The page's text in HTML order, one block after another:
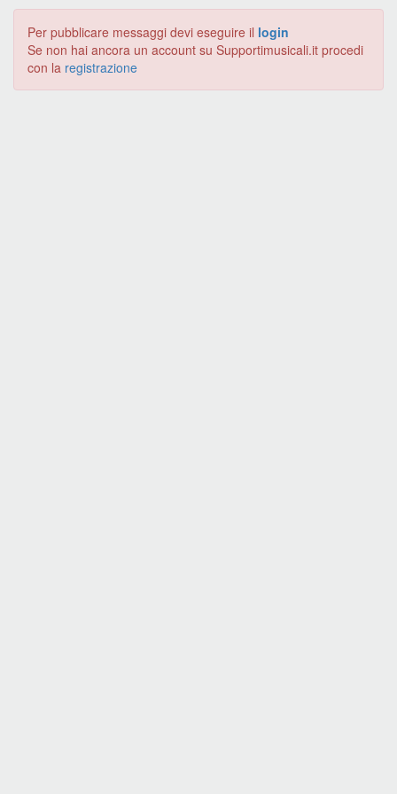
Per pubblicare messaggi devi eseguire il login
Se non hai ancora un account su Supportimusicali.it procedi
con la registrazione